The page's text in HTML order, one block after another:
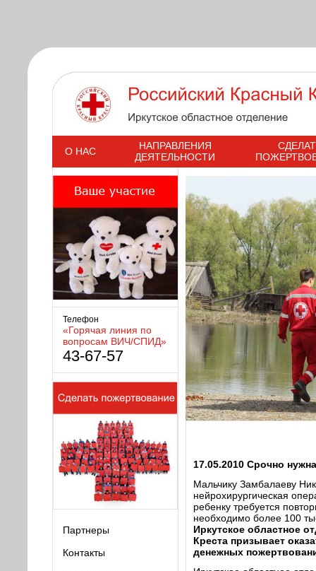
s
О НАС
НАПРАВЛЕНИЯ
ДЕЯТЕЛЬНОСТИ
Телефон
«Горячая линия по
вопросам ВИЧ/СПИД»
43-67-57
Партнеры
Контакты
17.05.2010 Срочно
Мальчику Замбалаеву
нейрохирургическая
ребенку требуется
необходимо более 100
Иркутское областное
Креста призывает
денежных